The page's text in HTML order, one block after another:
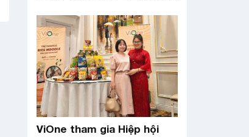
ViOne tham gia Hiệp hội